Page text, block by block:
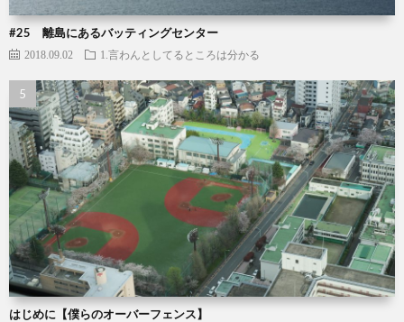
#25 離島にあるバッティングセンター
2018.09.02 1.言わんとしてるところは分かる
はじめに【僕らのオーバーフェンス】